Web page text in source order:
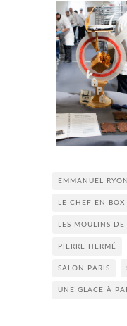
EMMANUEL RYON
LE CHEF EN BOX
LES MOULINS DE
PIERRE HERMÉ
SALON PARIS
UNE GLACE À